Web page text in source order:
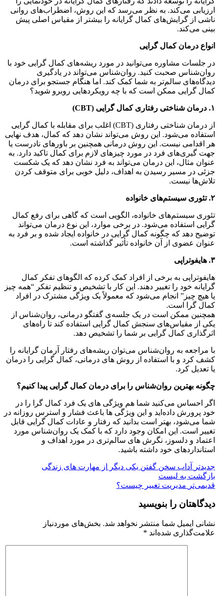
ارزیابی می‌کند. به نظر می‌رسد که این روش، اضطراب‌های روانی
ناشی از گرایش‌های کمال گرایانه را بیشتر از مقیاس اصلی پیش
بینی می‌کند.
انواع درمان کمال گرایی
در جلسات مشاوره می‌توانید در مورد ریشه‌های کمال گرایی خود با
روان‌شناس صحبت کنید. روان‌شناس می‌تواند در یادگیری
دیدگاه‌های سالم‌تر به شما کمک کند. اما هنگام جستجو برای درمان
کمال گرایی ممکن است که با چه رویکردهایی روبرو شوید؟
۱. درمان شناختی رفتاری کمال گرایی (CBT)
از درمان شناختی رفتاری (CBT) اغلب برای مقابله با کمال گرایی
استفاده می‌شود. این روش می‌تواند نشان دهد که کمال، هدف نهایی
هر اقدامی نیست. این روش درمانی همچنین بر باورهای نادرست یا
جهت گیری‌های فرد در مورد چیزهای لازم برای کمال تاکید دارد. به
عنوان مثال، این درمان می‌تواند به فرد نشان دهد که یک شکست
جزئی در مسیر رسیدن به اهداف، دلیل خوبی برای متوقف کردن
تلاش‌ها نیست.
۲.تئوری سیستم‌های خانواده
تئوری سیستم‌های خانواده، الگویی است که گاهی برای رفع کمال
گرایی استفاده می‌شود. در برخی موارد، این نوع درمان می‌تواند
توضیح دهد که چگونه کمال گرایی در خانواده ایجاد شده و بر فرد به
عنوان عضوی از آن خانواده تأثیر گذاشته است.
۳. هایفوتراپی
هایفوتراپی به برخی از افراد کمک کرده که الگوهای تفکر کمال
گرایانه خود را تغییر دهند. این کار با تشخیص و تنظیم تفکر “همه چیز
یا هیچ چیز” انجام می‌شود که معمولاً یک ویژگی مشترک در افراد
کمال گرا است.
همچنین ممکن است در یک جلسه‌ی گفتگو درمانی، روان‌شناس از
یکی از مقیاس‌های سنجش کمال گرایی استفاده کند تا راه‌های
اثرگذاری کمال گرایی بر شما را تشخیص دهد.
با مراجعه به روان‌شناس می‌توان ریشه‌های رفتار آرمان گرایانه را
کشف کرد و با استفاده از روش های درمانی، کمال گرایی را درمان
یا تعدیل کرد.
چگونه بهترین روان‌شناس را برای درمان کمال گرایی پیدا کنیم؟
اگر احساس می‌کنید شما هم ویژگی های یک فرد کمال گرا را در
خود پرورش داده‌اید و این ویژگی ها باعث فشار و استرس روزانه در
شما می‌شود، بهتر است بدانید که رفتار و عادات کمال گرایی قابل
تغییر است. این امکان وجود دارد که با کمک یک روان‌شناس مورد
اعتماد و دلسوز، نگرش های سالم‌تری در مورد اهداف و
استانداردهای خود داشته باشید.
جدیدتر
آداب سخن گفتن یکی دیگر از مهارت های زندگی
بازگشت بە لیست
قدیمی‌تر مدیریت تغییر چیست؟
دیدگاهتان را بنویسید
نشانی ایمیل شما منتشر نخواهد شد. بخش‌های موردنیاز
علامت‌گذاری شده‌اند *